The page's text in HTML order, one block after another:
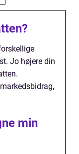
Jo højere din
min